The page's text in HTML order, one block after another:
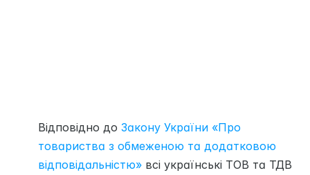
Відповідно до Закону України «Про
товариства з обмеженою та додатковою
відповідальністю» всі українські ТОВ та ТДВ